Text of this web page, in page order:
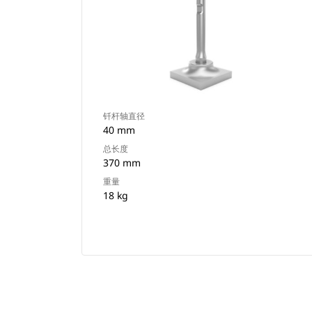
钎杆轴直径
40 mm
总长度
370 mm
重量
18 kg